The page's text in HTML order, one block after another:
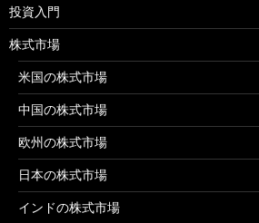
投資入門
株式市場
米国の株式市場
中国の株式市場
欧州の株式市場
日本の株式市場
インドの株式市場